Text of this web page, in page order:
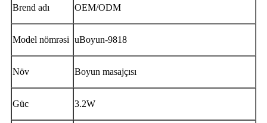
Brend adı OEM/ODM
Model nömrəsi uBoyun-9818
Növ Boyun masajçısı
Güc 3.2W